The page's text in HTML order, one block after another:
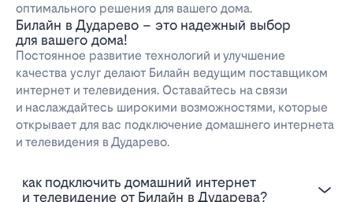
оптимального решения для вашего дома.
Билайн в Дударево – это надежный выбор
для вашего дома!
Постоянное развитие технологий и улучшение
качества услуг делают Билайн ведущим поставщиком
интернет и телевидения. Оставайтесь на связи
и наслаждайтесь широкими возможностями, которые
открывает для вас подключение домашнего интернета
и телевидения в Дударево.
Как подключить домашний интернет
и телевидение от Билайн в Дударева?